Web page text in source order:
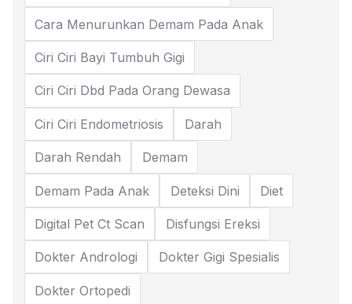
Cara Menurunkan Demam Pada Anak
Ciri Ciri Bayi Tumbuh Gigi
Ciri Ciri Dbd Pada Orang Dewasa
Ciri Ciri Endometriosis Darah
Darah Rendah Demam
Demam Pada Anak Deteksi Dini Diet
Digital Pet Ct Scan Disfungsi Ereksi
Dokter Andrologi Dokter Gigi Spesialis
Dokter Ortopedi